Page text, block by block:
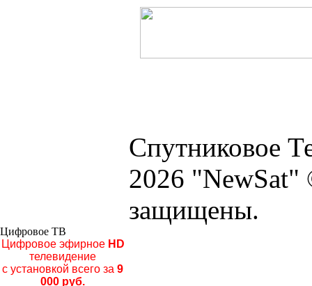
Спутниковое
2026 "NewSat"
защищены.
Цифровое ТВ
Цифровое эфирноеHD
телевидение
с установкой всего за 9
000 руб.